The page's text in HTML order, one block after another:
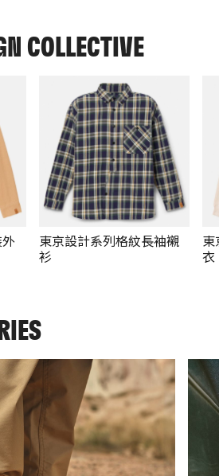
COLLECTIVE
東京設計系列格紋長袖襯
衫
東
衣